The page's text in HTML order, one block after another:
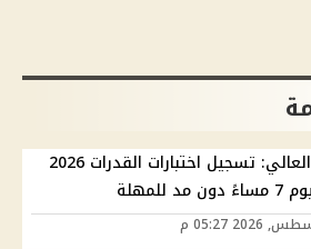
التعليم العالي: تسجيل اختبارات القدرات 2026